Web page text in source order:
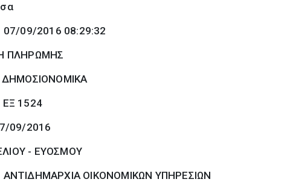
07/09/2016 08:29:32
ΠΛΗΡΩΜΗΣ
ΔΗΜΟΣΙΟΝΟΜΙΚΑ
ΕΞ 1524
09/2016
- ΕΥΟΣΜΟΥ
ΑΝΤΙΔΗΜΑΡΧΙΑ ΟΙΚΟΝΟΜΙΚΩΝ ΥΠΗΡΕΣΙΩΝ